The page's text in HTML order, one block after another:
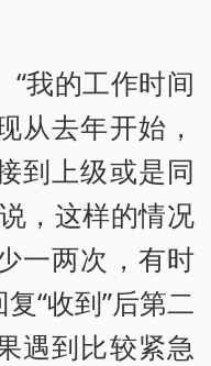
我的工作时间
从去年开始，
到上级或是同
，这样的情况
一两次，有时
“收到”后第二
遇到比较紧急